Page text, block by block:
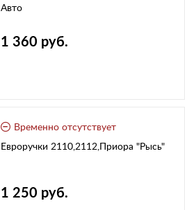
Авто
1 360 руб.
Временно отсутствует
Евроручки 2110,2112,Приора "Рысь"
1 250 руб.